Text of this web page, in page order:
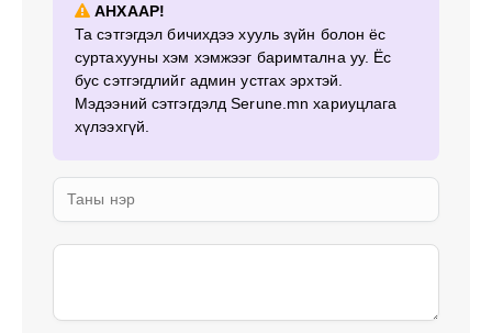
АНХААР!
Та сэтгэгдэл бичихдээ хууль зүйн болон ёс
суртахууны хэм хэмжээг баримтална уу. Ёс
бус сэтгэгдлийг админ устгах эрхтэй.
Мэдээний сэтгэгдэлд Serune.mn хариуцлага
хүлээхгүй.